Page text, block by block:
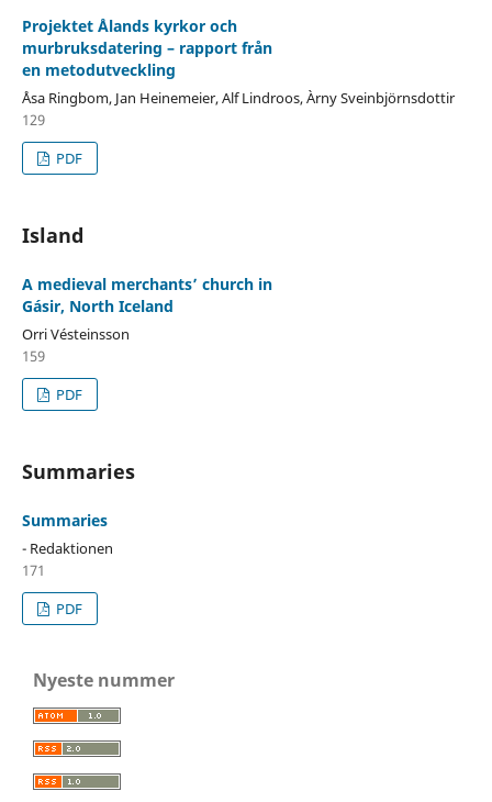
Projektet Ålands kyrkor och
murbruksdatering – rapport från
en metodutveckling
Åsa Ringbom, Jan Heinemeier, Alf Lindroos, Àrny Sveinbjörnsdottir
129
PDF
Island
A medieval merchants’ church in
Gásir, North Iceland
Orri Vésteinsson
159
PDF
Summaries
Summaries
- Redaktionen
171
PDF
Nyeste nummer